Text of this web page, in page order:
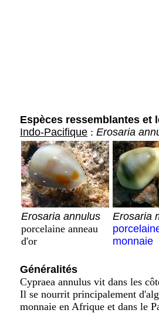
Espèces ressemblantes et
Indo-Pacifique : Erosaria
Erosaria annulus
porcelaine anneau
d'or
Erosaria
monnaie
Généralités
Cypraea annulus vit dans les
Il se nourrit principalement
monnaie en Afrique et dans le